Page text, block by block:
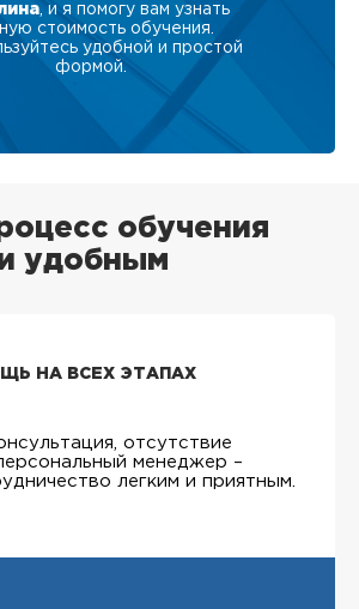
, и я помогу вам узнать
стоимость обучения.
удобной и простой
формой.
обучения
удобным
НА ВСЕХ ЭТАПАХ
отсутствие
менеджер –
легким и приятным.